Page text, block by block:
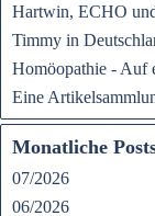
Hartwin, ECHO
Timmy in
Homöopathie - Auf
Eine
Monatliche
07/2026
06/2026